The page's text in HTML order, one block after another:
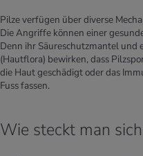
Pilze verfügen über diverse
Die Angriffe können einer
Denn ihr Säureschutzmantel und
(Hautflora) bewirken, dass
die Haut geschädigt oder das
Fuss fassen.
Wie steckt man